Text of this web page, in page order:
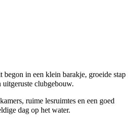
in een klein barakje, groeide stap
clubgebouw.
ruime lesruimtes en een goed
dag op het water.